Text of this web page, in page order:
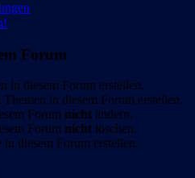
Forum
in diesem Forum erstellen.
in diesem Forum erstellen.
Forum nicht ändern.
Forum nicht löschen.
in diesem Forum erstellen.